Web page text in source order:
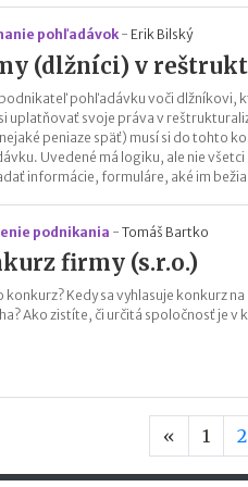
pohľadávok- Erik Bilský
(dlžníci) v
pohľadávku voči dlžníkovi,
uplatňovať svoje práva v
peniaze späť) musí si do tohto
Uvedené má logiku, ale nie všetci
informácie, formuláre, aké im
podnikania - Tomáš Bartko
firmy (s.r.o.)
konkurz? Kedy sa vyhlasuje konkurz
Ako zistíte, či určitá spoločnosť je v
« 1 2